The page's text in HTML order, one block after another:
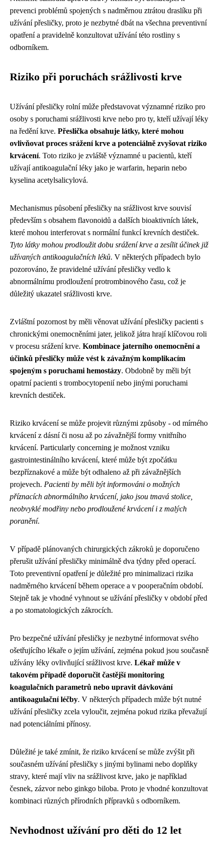
prevenci problémů spojených s nadměrnou ztrátou draslíku při
užívání přesličky, proto je nezbytné dbát na všechna preventivní
opatření a pravidelně konzultovat užívání této rostliny s
odborníkem.
Riziko při poruchách srážlivosti krve
Užívání přesličky rolní může představovat významné riziko pro
osoby s poruchami srážlivosti krve nebo pro ty, kteří užívají léky
na ředění krve. Přeslička obsahuje látky, které mohou
ovlivňovat proces srážení krve a potenciálně zvyšovat riziko
krvácení. Toto riziko je zvláště významné u pacientů, kteří
užívají antikoagulační léky jako je warfarin, heparin nebo
kyselina acetylsalicylová.
Mechanismus působení přesličky na srážlivost krve souvisí
především s obsahem flavonoidů a dalších bioaktivních látek,
které mohou interferovat s normální funkcí krevních destiček.
Tyto látky mohou prodloužit dobu srážení krve a zesílit účinek již
užívaných antikoagulačních léků. V některých případech bylo
pozorováno, že pravidelné užívání přesličky vedlo k
abnormálnímu prodloužení protrombinového času, což je
důležitý ukazatel srážlivosti krve.
Zvláštní pozornost by měli věnovat užívání přesličky pacienti s
chronickými onemocněními jater, jelikož játra hrají klíčovou roli
v procesu srážení krve. Kombinace jaterního onemocnění a
účinků přesličky může vést k závažným komplikacím
spojeným s poruchami hemostázy. Obdobně by měli být
opatrní pacienti s trombocytopenií nebo jinými poruchami
krevních destiček.
Riziko krvácení se může projevit různými způsoby - od mírného
krvácení z dásní či nosu až po závažnější formy vnitřního
krvácení. Particularly concerning je možnost vzniku
gastrointestinálního krvácení, které může být zpočátku
bezpříznakové a může být odhaleno až při závažnějších
projevech. Pacienti by měli být informováni o možných
příznacích abnormálního krvácení, jako jsou tmavá stolice,
neobvyklé modřiny nebo prodloužené krvácení i z malých
poranění.
V případě plánovaných chirurgických zákroků je doporučeno
přerušit užívání přesličky minimálně dva týdny před operací.
Toto preventivní opatření je důležité pro minimalizaci rizika
nadměrného krvácení během operace a v pooperačním období.
Stejně tak je vhodné vyhnout se užívání přesličky v období před
a po stomatologických zákrocích.
Pro bezpečné užívání přesličky je nezbytné informovat svého
ošetřujícího lékaře o jejím užívání, zejména pokud jsou současně
užívány léky ovlivňující srážlivost krve. Lékař může v
takovém případě doporučit častější monitoring
koagulačních parametrů nebo upravit dávkování
antikoagulační léčby. V některých případech může být nutné
užívání přesličky zcela vyloučit, zejména pokud rizika převažují
nad potenciálními přínosy.
Důležité je také zmínit, že riziko krvácení se může zvýšit při
současném užívání přesličky s jinými bylinami nebo doplňky
stravy, které mají vliv na srážlivost krve, jako je například
česnek, zázvor nebo ginkgo biloba. Proto je vhodné konzultovat
kombinaci různých přírodních přípravků s odborníkem.
Nevhodnost užívání pro děti do 12 let